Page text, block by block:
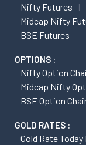
Nifty Futures
Midcap Nifty
BSE Futures
OPTIONS :
Nifty Option
Midcap Nifty
BSE Option
GOLD RATES :
Gold Rate Today